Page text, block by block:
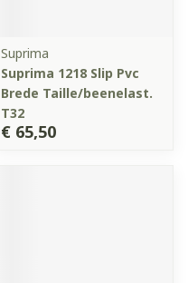
Suprima
Suprima 1218 Slip Pvc
Brede Taille/beenelast.
T32
€ 65,50